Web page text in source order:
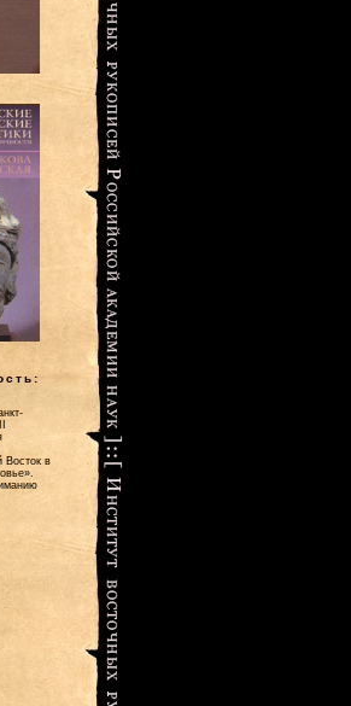
Восток в